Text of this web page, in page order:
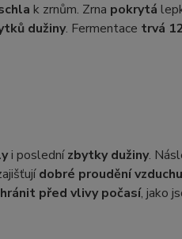
k zrnům. Zrna pokrytá
dužiny. Fermentace trvá
i poslednízbytky dužiny.
dobré proudění vzduchu
před vlivy počasí, jako